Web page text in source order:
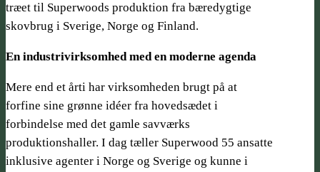
træet til Superwoods produktion fra bæredygtige
skovbrug i Sverige, Norge og Finland.
En industrivirksomhed med en moderne agenda
Mere end et årti har virksomheden brugt på at
forfine sine grønne idéer fra hovedsædet i
forbindelse med det gamle savværks
produktionshaller. I dag tæller Superwood 55 ansatte
inklusive agenter i Norge og Sverige og kunne i